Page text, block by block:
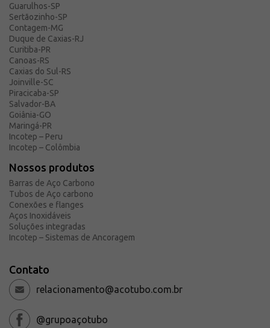
Guarulhos-SP
Sertãozinho-SP
Contagem-MG
Duque de Caxias-RJ
Curitiba-PR
Canoas-RS
Caxias do Sul-RS
Joinville-SC
Piracicaba-SP
Salvador-BA
Goiânia-GO
Maringá-PR
Incotep – Peru
Incotep – Colômbia
Nossos produtos
Barras de Aço Carbono
Tubos de Aço carbono
Conexões e flanges
Aços Inoxidáveis
Soluções integradas
Incotep – Sistemas de Ancoragem
Contato
relacionamento@acotubo.com.br
@grupoaçotubo